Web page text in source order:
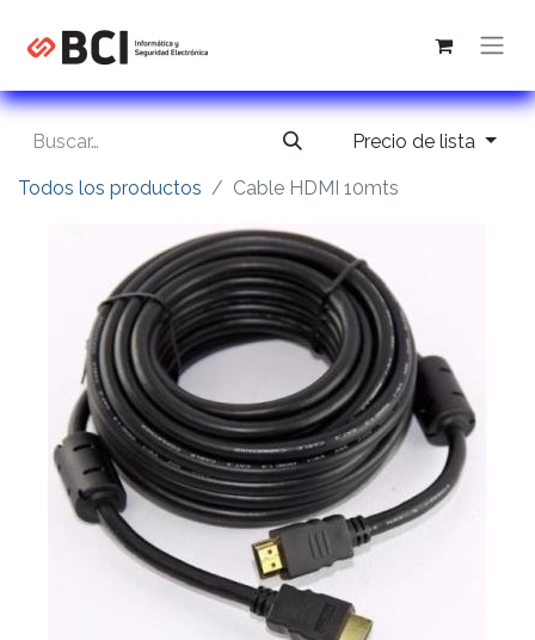
Precio de lista
Todos los productos Cable HDMI 10mts